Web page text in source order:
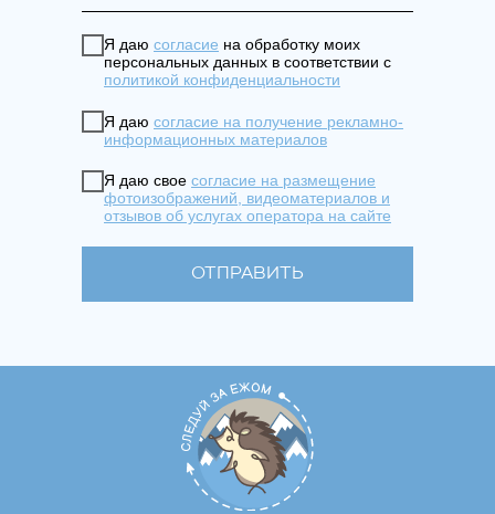
Я даю согласие на обработку моих
персональных данных в соответствии с
политикой конфиденциальности
Я даю согласие на получение рекламно-
информационных материалов
Я даю свое согласие на размещение
фотоизображений, видеоматериалов и
отзывов об услугах оператора на сайте
ОТПРАВИТЬ